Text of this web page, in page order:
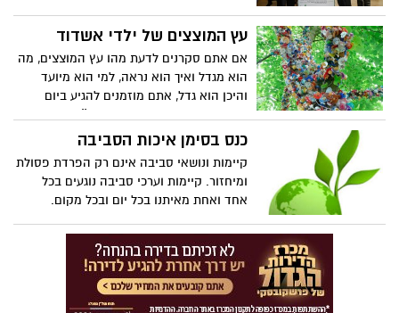
למלחמה בסמים ובאלכוהול ליום עיון ארצי
בנושא "גראס תדע למה אתה נכנס
עץ המוצצים של ילדי אשדוד
אם אתם סקרנים לדעת מהו עץ המוצצים, מה
הוא מגדל ואיך הוא נראה, למי הוא מיועד
והיכן הוא גדל, אתם מוזמנים להגיע ביום
ראשון הקרוב לגן ספרא ברובע י״ב ולהתרשם
מהעץ הגדול שנבחר להיות עץ המוצצים
הראשון של אשדוד. גן ספרא, יום ראשון
21/12/14, בשעה 11:00, יחנכו ברוב שמחה וגיל
את עץ המוצצים של ילדי אשדוד
כנס בסימן איכות הסביבה
קיימות ונושאי סביבה אינם רק הפרדת פסולת
ומיחזור. קיימות וערכי סביבה נוגעים בכל
אחד ואחת מאיתנו בכל יום ובכל מקום.
שהתקיים השבוע באשדוד, למדו לדעת
שקיימות זה הכל. הם גם למדו שבכוחם
לשנות על פי הסיסמא: כח אדם שלומד ירוק -
חושב ירוק ופועל ירוק !!!